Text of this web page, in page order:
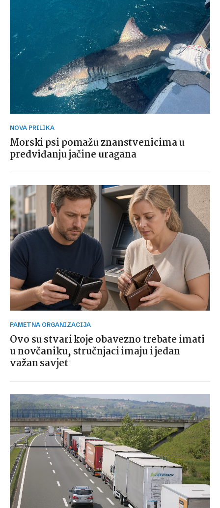
NOVA PRILIKA
Morski psi pomažu znanstvenicima u
predviđanju jačine uragana
PAMETNA ORGANIZACIJA
Ovo su stvari koje obavezno trebate imati
u novčaniku, stručnjaci imaju i jedan
važan savjet